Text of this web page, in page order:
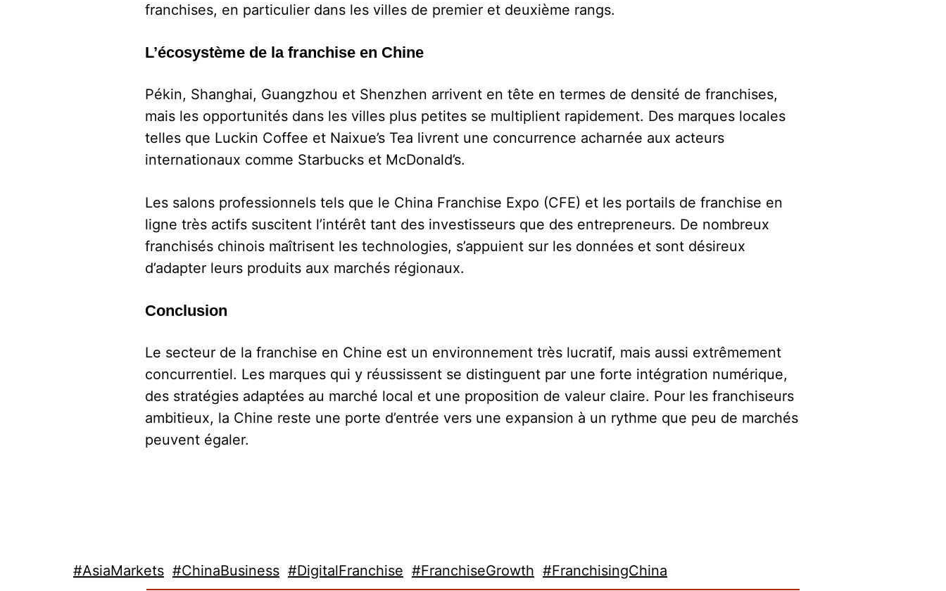
franchises, en particulier dans les villes de premier et deuxième rangs.
L’écosystème de la franchise en Chine
Pékin, Shanghai, Guangzhou et Shenzhen arrivent en tête en termes de densité de franchises,
mais les opportunités dans les villes plus petites se multiplient rapidement. Des marques locales
telles que Luckin Coffee et Naixue’s Tea livrent une concurrence acharnée aux acteurs
internationaux comme Starbucks et McDonald’s.
Les salons professionnels tels que le China Franchise Expo (CFE) et les portails de franchise en
ligne très actifs suscitent l’intérêt tant des investisseurs que des entrepreneurs. De nombreux
franchisés chinois maîtrisent les technologies, s’appuient sur les données et sont désireux
d’adapter leurs produits aux marchés régionaux.
Conclusion
Le secteur de la franchise en Chine est un environnement très lucratif, mais aussi extrêmement
concurrentiel. Les marques qui y réussissent se distinguent par une forte intégration numérique,
des stratégies adaptées au marché local et une proposition de valeur claire. Pour les franchiseurs
ambitieux, la Chine reste une porte d’entrée vers une expansion à un rythme que peu de marchés
peuvent égaler.
#AsiaMarkets #ChinaBusiness #DigitalFranchise #FranchiseGrowth #FranchisingChina